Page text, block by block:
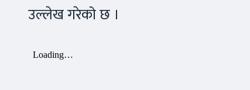
उल्लेख गरेको छ ।